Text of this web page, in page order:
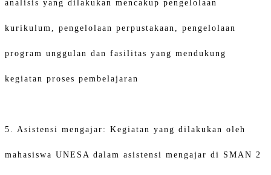
analisis yang dilakukan mencakup pengelolaan
kurikulum, pengelolaan perpustakaan, pengelolaan
program unggulan dan fasilitas yang mendukung
kegiatan proses pembelajaran
5. Asistensi mengajar: Kegiatan yang dilakukan oleh
mahasiswa UNESA dalam asistensi mengajar di SMAN 2